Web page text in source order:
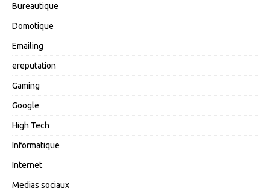
Bureautique
Domotique
Emailing
ereputation
Gaming
Google
High Tech
Informatique
Internet
Medias sociaux